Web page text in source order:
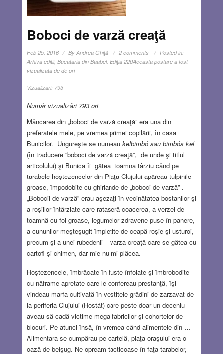
Boboci de varză creaţă
Feb 25, 2016 By Andrea Ghiţă 2 comments
Posted in:
Arhiva editii, Bucataria din Baabel, Ediţia 220Aceasta postare a fost
vizualizata de de ori
Vizualizari: 793
Număr vizualizări 793 ori
Mâncarea din „boboci de varză creaţă” era una din
preferatele mele, pe vremea primei copilării, în casa
Bunicilor. Ungureşte se numeau kelbimbó sau bimbós kel
(în traducere “boboci de varză creaţă”, de unde şi titlul
articolului) şi Bunica îi gătea toamna târziu când pe
tarabele hoştezencelor din Piaţa Clujului apăreau tulpinile
groase, împodobite cu ghirlande de „boboci de varză” .
„Bobocii de varză” erau aşezaţi în vecinătatea bostanilor şi
a roşiilor întârziate care rataseră coacerea, a verzei de
toamnă cu foi groase, legumelor zdravene puse în panere,
a cununilor meşteşugit împletite de ceapă roşie şi usturoi,
precum şi a unei rubedenii – varza creaţă care se gătea cu
cartofi şi chimen, dar mie nu-mi plăcea.
Hoştezencele, îmbrăcate în fuste înfoiate şi îmbrobodite
cu năframe apretate care le confereau prestanţă, îşi
vindeau marfa cultivată în vestitele grădini de zarzavat de
la periferia Clujului (Hostát) care peste doar un deceniu
aveau să cadă victime mega-fabricilor şi cohortelor de
blocuri. Pe atunci însă, în vremea când alimentele din …
Alimentara se cumpărau pe cartelă, piaţa oraşului era o
oază de belşug. Ne opream tacticoase în faţa tarabelor,